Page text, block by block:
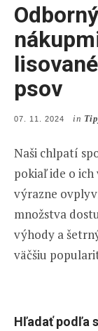
psov
POSTED
07. 11. 2024 in
Naši chlpatí
pokiaľ ide o
výrazne
množstva
výhody a
väčšiu
Hľadať podľa